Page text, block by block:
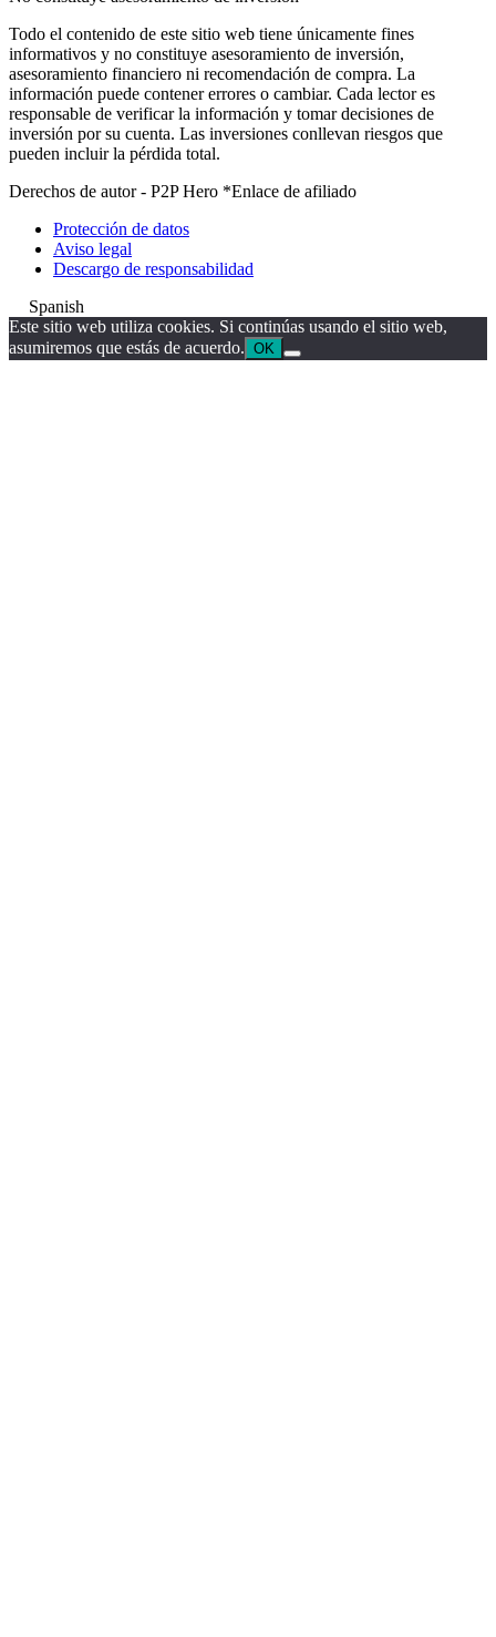
Todo el contenido de este sitio web tiene únicamente fines
informativos y no constituye asesoramiento de inversión,
asesoramiento financiero ni recomendación de compra. La
información puede contener errores o cambiar. Cada lector es
responsable de verificar la información y tomar decisiones de
inversión por su cuenta. Las inversiones conllevan riesgos que
pueden incluir la pérdida total.
Derechos de autor - P2P Hero *Enlace de afiliado
Protección de datos
Aviso legal
Descargo de responsabilidad
Spanish
Este sitio web utiliza cookies. Si continúas usando el sitio web,
asumiremos que estás de acuerdo. OK